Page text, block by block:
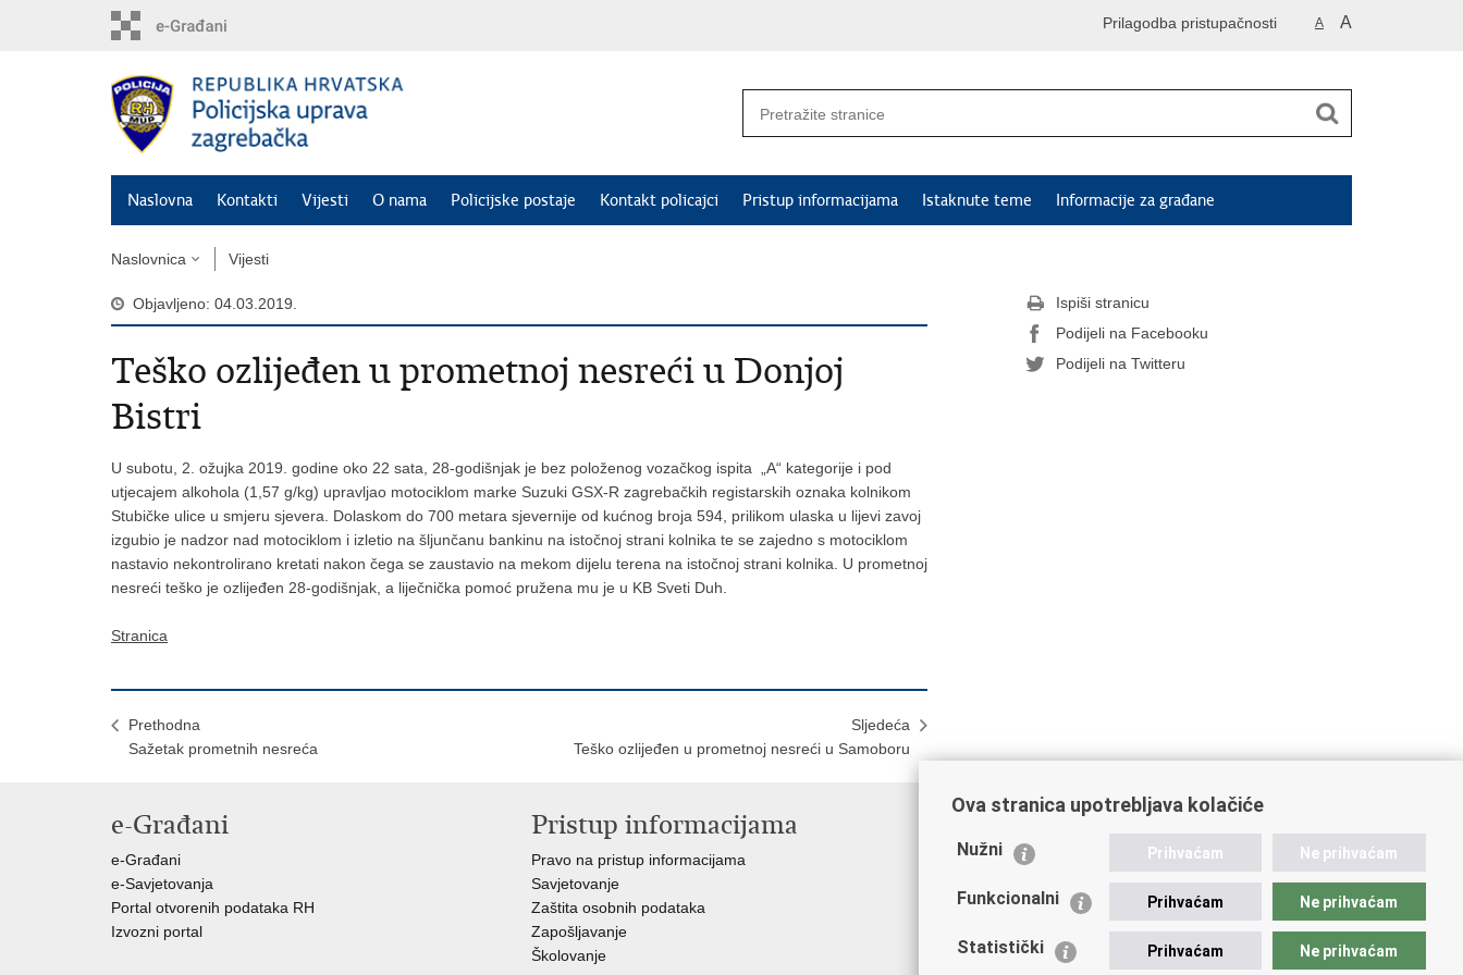
A A
Prilagodba pristupačnosti
Naslovna Kontakti Vijesti O nama Policijske postaje Kontakt policajci Pristup informacijama Istaknute teme Informacije za građane
Naslovnica Vijesti
Objavljeno: 04.03.2019.
Teško ozlijeđen u prometnoj nesreći u Donjoj
Bistri
U subotu, 2. ožujka 2019. godine oko 22 sata, 28-godišnjak je bez položenog vozačkog ispita „A“ kategorije i pod
utjecajem alkohola (1,57 g/kg) upravljao motociklom marke Suzuki GSX-R zagrebačkih registarskih oznaka kolnikom
Stubičke ulice u smjeru sjevera. Dolaskom do 700 metara sjevernije od kućnog broja 594, prilikom ulaska u lijevi zavoj
izgubio je nadzor nad motociklom i izletio na šljunčanu bankinu na istočnoj strani kolnika te se zajedno s motociklom
nastavio nekontrolirano kretati nakon čega se zaustavio na mekom dijelu terena na istočnoj strani kolnika. U prometnoj
nesreći teško je ozlijeđen 28-godišnjak, a liječnička pomoć pružena mu je u KB Sveti Duh.
Stranica
Prethodna
Sažetak prometnih nesreća
Sljedeća
Teško ozlijeđen u prometnoj nesreći u Samoboru
Ispiši stranicu
Podijeli na Facebooku
Podijeli na Twitteru
e-Građani
e-Građani
e-Savjetovanja
Portal otvorenih podataka RH
Izvozni portal
Pristup informacijama
Pravo na pristup informacijama
Savjetovanje
Zaštita osobnih podataka
Zapošljavanje
Školovanje
Važne poveznice
Ministarstvo unutarnjih poslova
Udruge
Policijska akademija
Ova stranica upotrebljava kolačiće
Nužni Prihvaćam Ne prihvaćam
Funkcionalni Prihvaćam Ne prihvaćam
Statistički Prihvaćam Ne prihvaćam